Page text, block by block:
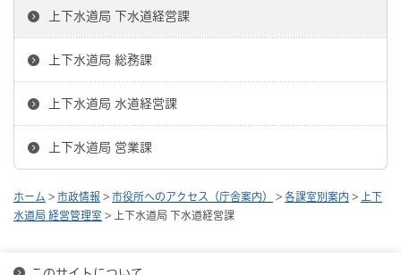
上下水道局 下水道経営課
上下水道局 総務課
上下水道局 水道経営課
上下水道局 営業課
ホーム > 市政情報 > 市役所へのアクセス（庁舎案内） > 各課室別案内 >
上下
水道局 経営管理室 > 上下水道局 下水道経営課